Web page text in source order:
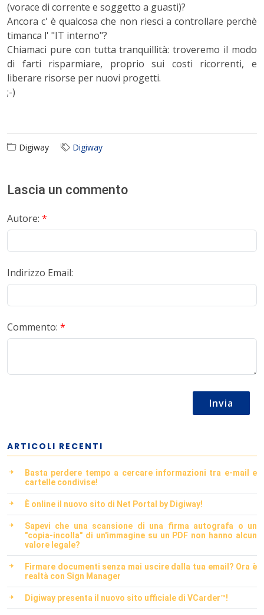
(vorace di corrente e soggetto a guasti)?
Ancora c' è qualcosa che non riesci a controllare perchè
timanca l' "IT interno"?
Chiamaci pure con tutta tranquillità: troveremo il modo
di farti risparmiare, proprio sui costi ricorrenti, e
liberare risorse per nuovi progetti.
;-)
Digiway Digiway
Lascia un commento
Autore: *
Indirizzo Email:
Commento: *
Invia
ARTICOLI RECENTI
Basta perdere tempo a cercare informazioni tra e-mail e
cartelle condivise!
È online il nuovo sito di Net Portal by Digiway!
Sapevi che una scansione di una firma autografa o un
"copia-incolla" di un'immagine su un PDF non hanno alcun
valore legale?
Firmare documenti senza mai uscire dalla tua email? Ora è
realtà con Sign Manager
Digiway presenta il nuovo sito ufficiale di VCarder™!